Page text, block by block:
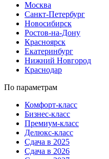
Москва
Санкт-Петербург
Новосибирск
Ростов-на-Дону
Красноярск
Екатеринбург
Нижний Новгород
Краснодар
По параметрам
Комфорт-класс
Бизнес-класс
Премиум-класс
Делюкс-класс
Сдача в 2025
Сдача в 2026